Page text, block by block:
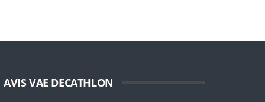
AVIS VAE DECATHLON